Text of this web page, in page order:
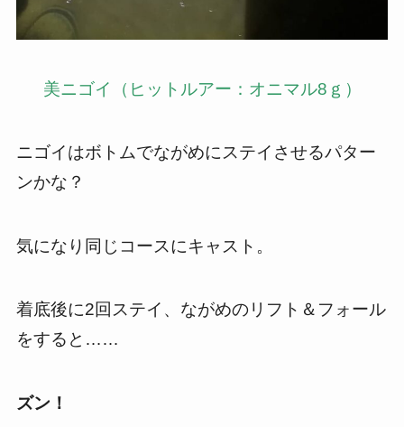
美ニゴイ（ヒットルアー：オニマル8ｇ）
ニゴイはボトムでながめにステイさせるパター
ンかな？
気になり同じコースにキャスト。
着底後に2回ステイ、ながめのリフト＆フォール
をすると……
ズン！